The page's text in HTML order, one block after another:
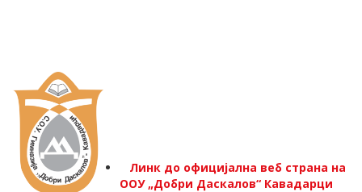
Линк до официјална веб страна на
ООУ „Добри Даскалов“ Кавадарци